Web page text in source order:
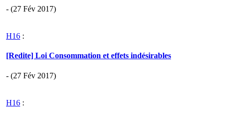
- (27 Fév 2017)
H16 :
[Redite] Loi Consommation et effets indésirables
- (27 Fév 2017)
H16 :